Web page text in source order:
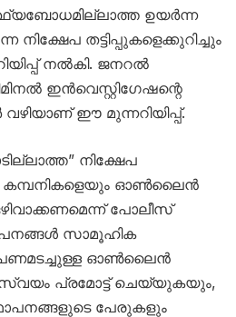
ഉയർന്ന
നിക്ഷേപ തട്ടിപ്പുകളെക്കുറിച്ചും
നൽകി. ജനറൽ
ഇൻവെസ്റ്റിഗേഷന്റെ
ഈ മുന്നറിയിപ്പ്.
നിക്ഷേപ
കമ്പനികളെയും ഓൺലൈൻ
പോലീസ്
സാമൂഹിക
പണമടച്ചുള്ള ഓൺലൈൻ
പ്രമോട്ട് ചെയ്യുകയും,
പേരുകളും